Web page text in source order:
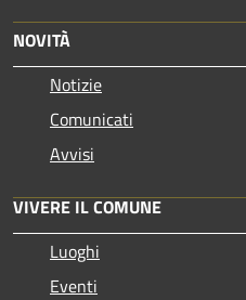
NOVITÀ
Notizie
Comunicati
Avvisi
VIVERE IL COMUNE
Luoghi
Eventi